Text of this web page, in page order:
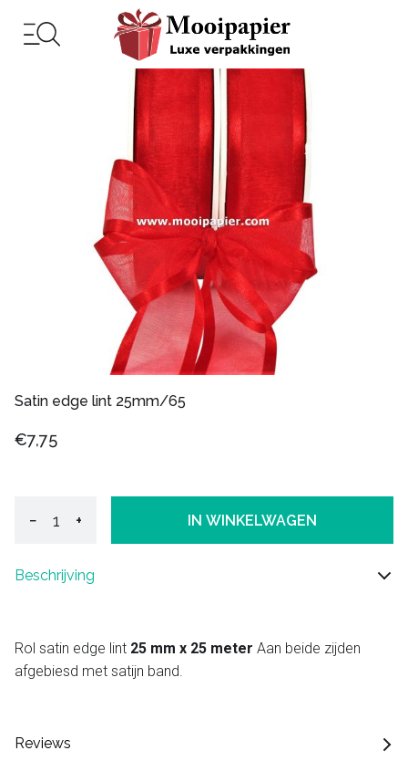
Satin edge lint 25mm/65
€7,75
− + IN WINKELWAGEN
Beschrijving
Rol satin edge lint 25 mm x 25 meter Aan beide zijden
afgebiesd met satijn band.
Reviews